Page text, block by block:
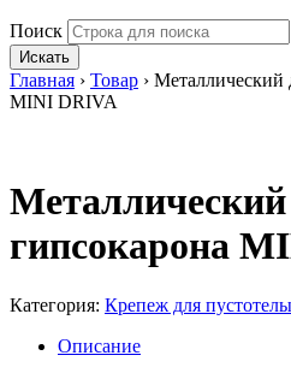
Поиск
Искать
Главная › Товар › Металлический
MINI DRIVA
гипсокарона
Категория: Крепеж для
Описание